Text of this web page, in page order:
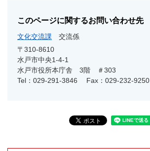
このページに関するお問い合わせ先
文化交流課
交流係
〒310-8610
水戸市中央1-4-1
水戸市役所本庁舎 3階 ＃303
Tel：029-291-3846
Fax：029-232-9250